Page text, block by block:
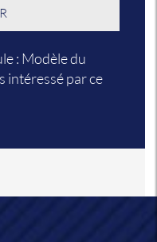
: Modèle du
intéressé par ce